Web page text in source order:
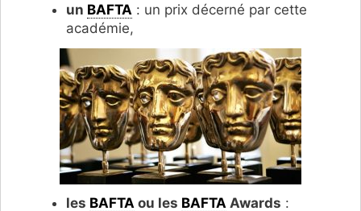
un BAFTA : un prix décerné par cette
académie,
les BAFTA ou les BAFTA Awards :